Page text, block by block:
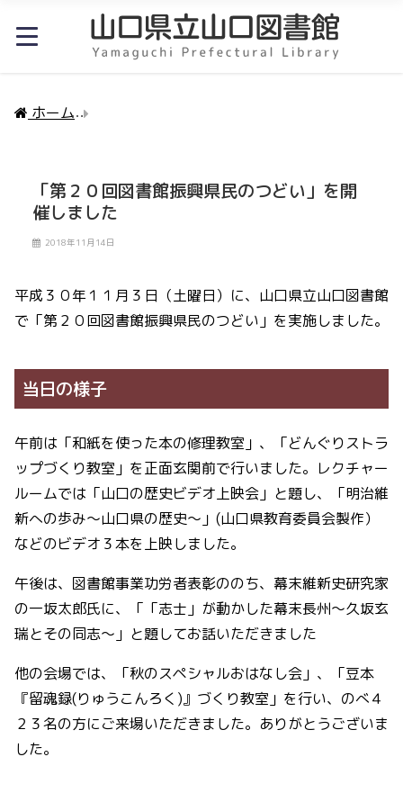
ホーム
「第２０回図書館振興県民のつどい」を開
催しました
2018年11月14日
平成３０年１１月３日（土曜日）に、山口県立山口図書館
で「第２０回図書館振興県民のつどい」を実施しました。
当日の様子
午前は「和紙を使った本の修理教室」、「どんぐりストラ
ップづくり教室」を正面玄関前で行いました。レクチャー
ルームでは「山口の歴史ビデオ上映会」と題し、「明治維
新への歩み～山口県の歴史～」(山口県教育委員会製作）
などのビデオ３本を上映しました。
午後は、図書館事業功労者表彰ののち、幕末維新史研究家
の一坂太郎氏に、「「志士」が動かした幕末長州～久坂玄
瑞とその同志～」と題してお話いただきました
他の会場では、「秋のスペシャルおはなし会」、「豆本
『留魂録(りゅうこんろく)』づくり教室」を行い、のべ４
２３名の方にご来場いただきました。ありがとうございま
した。